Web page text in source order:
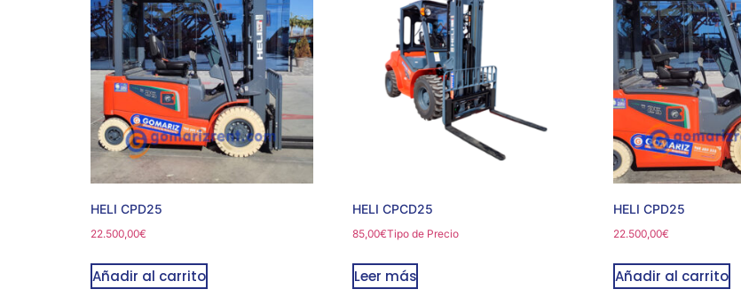
HELI CPD25
22.500,00€
Añadir al carrito
HELI CPCD25
85,00€Tipo de Precio
Leer más
HELI CPD25
22.500,00€
Añadir al carrito